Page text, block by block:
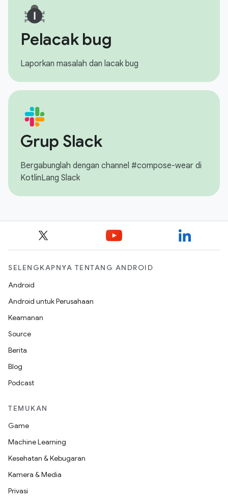
Pelacak bug
Laporkan masalah dan lacak bug
Grup Slack
Bergabunglah dengan channel #compose-wear di
KotlinLang Slack
SELENGKAPNYA TENTANG ANDROID
Android
Android untuk Perusahaan
Keamanan
Source
Berita
Blog
Podcast
TEMUKAN
Game
Machine Learning
Kesehatan & Kebugaran
Kamera & Media
Privasi